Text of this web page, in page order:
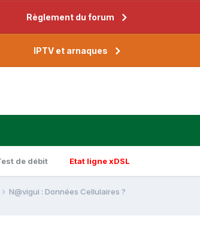
Règlement du forum
IPTV et arnaques
de débit Etat ligne xDSL
N@vigui : Données Cellulaires ?